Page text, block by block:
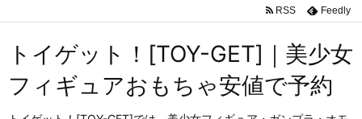
トイゲット！[TOY-GET]｜美少女
フィギュアおもちゃ安値で予約
RSS Feedly